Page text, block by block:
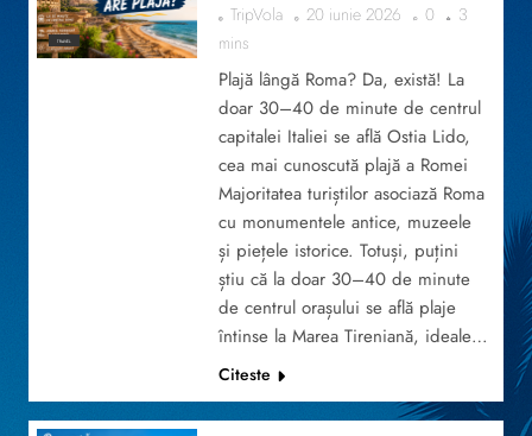
TRAVEL
TripVola 20 iunie 2026 0
3
mins
Plajă lângă Roma? Da, există! La
doar 30–40 de minute de centrul
capitalei Italiei se află Ostia Lido,
cea mai cunoscută plajă a Romei
Majoritatea turiștilor asociază Roma
cu monumentele antice, muzeele
și piețele istorice. Totuși, puțini
știu că la doar 30–40 de minute
de centrul orașului se află plaje
întinse la Marea Tireniană, ideale…
Citeste